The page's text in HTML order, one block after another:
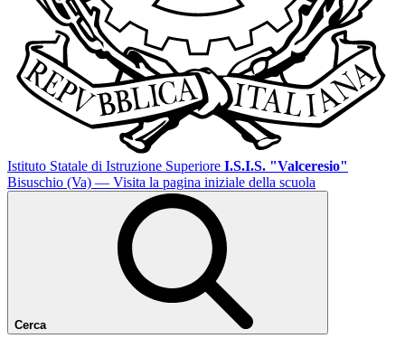
Istituto Statale di Istruzione Superiore I.S.I.S. "Valceresio"
Bisuschio (Va) — Visita la pagina iniziale della scuola
Cerca